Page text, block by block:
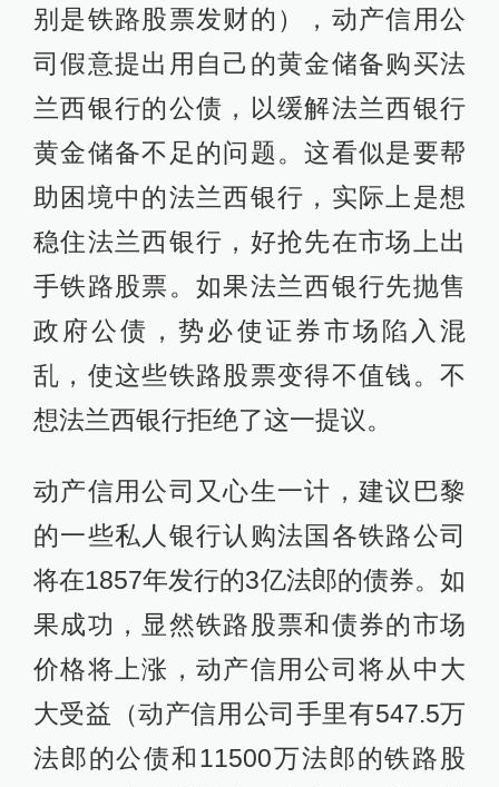
别是铁路股票发财的），动产信用公
司假意提出用自己的黄金储备购买法
兰西银行的公债，以缓解法兰西银行
黄金储备不足的问题。这看似是要帮
助困境中的法兰西银行，实际上是想
稳住法兰西银行，好抢先在市场上出
手铁路股票。如果法兰西银行先抛售
政府公债，势必使证券市场陷入混
乱，使这些铁路股票变得不值钱。不
想法兰西银行拒绝了这一提议。
动产信用公司又心生一计，建议巴黎
的一些私人银行认购法国各铁路公司
将在1857年发行的3亿法郎的债券。如
果成功，显然铁路股票和债券的市场
价格将上涨，动产信用公司将从中大
大受益（动产信用公司手里有547.5万
法郎的公债和11500万法郎的铁路股